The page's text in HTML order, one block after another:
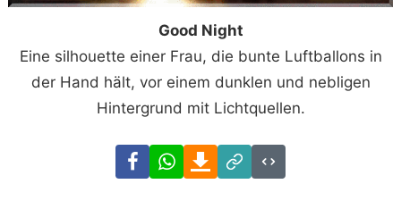
Good Night
Eine silhouette einer Frau, die bunte Luftballons in
der Hand hält, vor einem dunklen und nebligen
Hintergrund mit Lichtquellen.
FacebookWhatsAppDownload
Link
Code